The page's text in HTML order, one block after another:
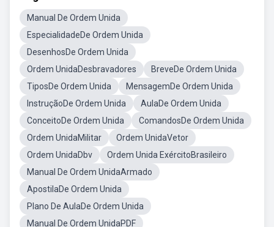
Manual De Ordem Unida
EspecialidadeDe Ordem Unida
DesenhosDe Ordem Unida
Ordem UnidaDesbravadores
BreveDe Ordem Unida
TiposDe Ordem Unida
MensagemDe Ordem Unida
InstruçãoDe Ordem Unida
AulaDe Ordem Unida
ConceitoDe Ordem Unida
ComandosDe Ordem Unida
Ordem UnidaMilitar
Ordem UnidaVetor
Ordem UnidaDbv
Ordem Unida ExércitoBrasileiro
Manual De Ordem UnidaArmado
ApostilaDe Ordem Unida
Plano De AulaDe Ordem Unida
Manual De Ordem UnidaPDF